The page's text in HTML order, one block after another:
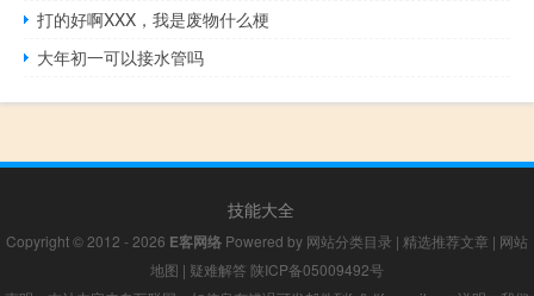
打的好啊XXX，我是废物什么梗
大年初一可以接水管吗
技能大全
Copyright © 2012 - 2026 E客网络 Powered by 网站分类目录 | 精选推荐文章 | 网站
地图 | 疑难解答 陕ICP备05009492号